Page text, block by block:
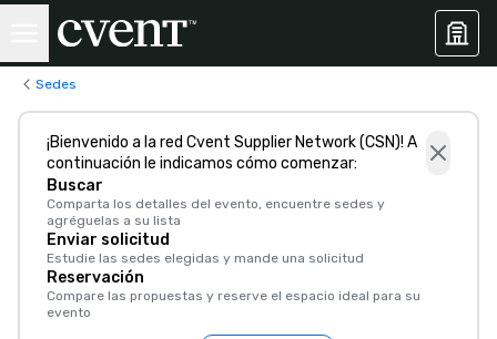
Sedes
¡Bienvenido a la red Cvent Supplier Network (CSN)! A
continuación le indicamos cómo comenzar:
Buscar
Comparta los detalles del evento, encuentre sedes y
agréguelas a su lista
Enviar solicitud
Estudie las sedes elegidas y mande una solicitud
Reservación
Compare las propuestas y reserve el espacio ideal para su
evento